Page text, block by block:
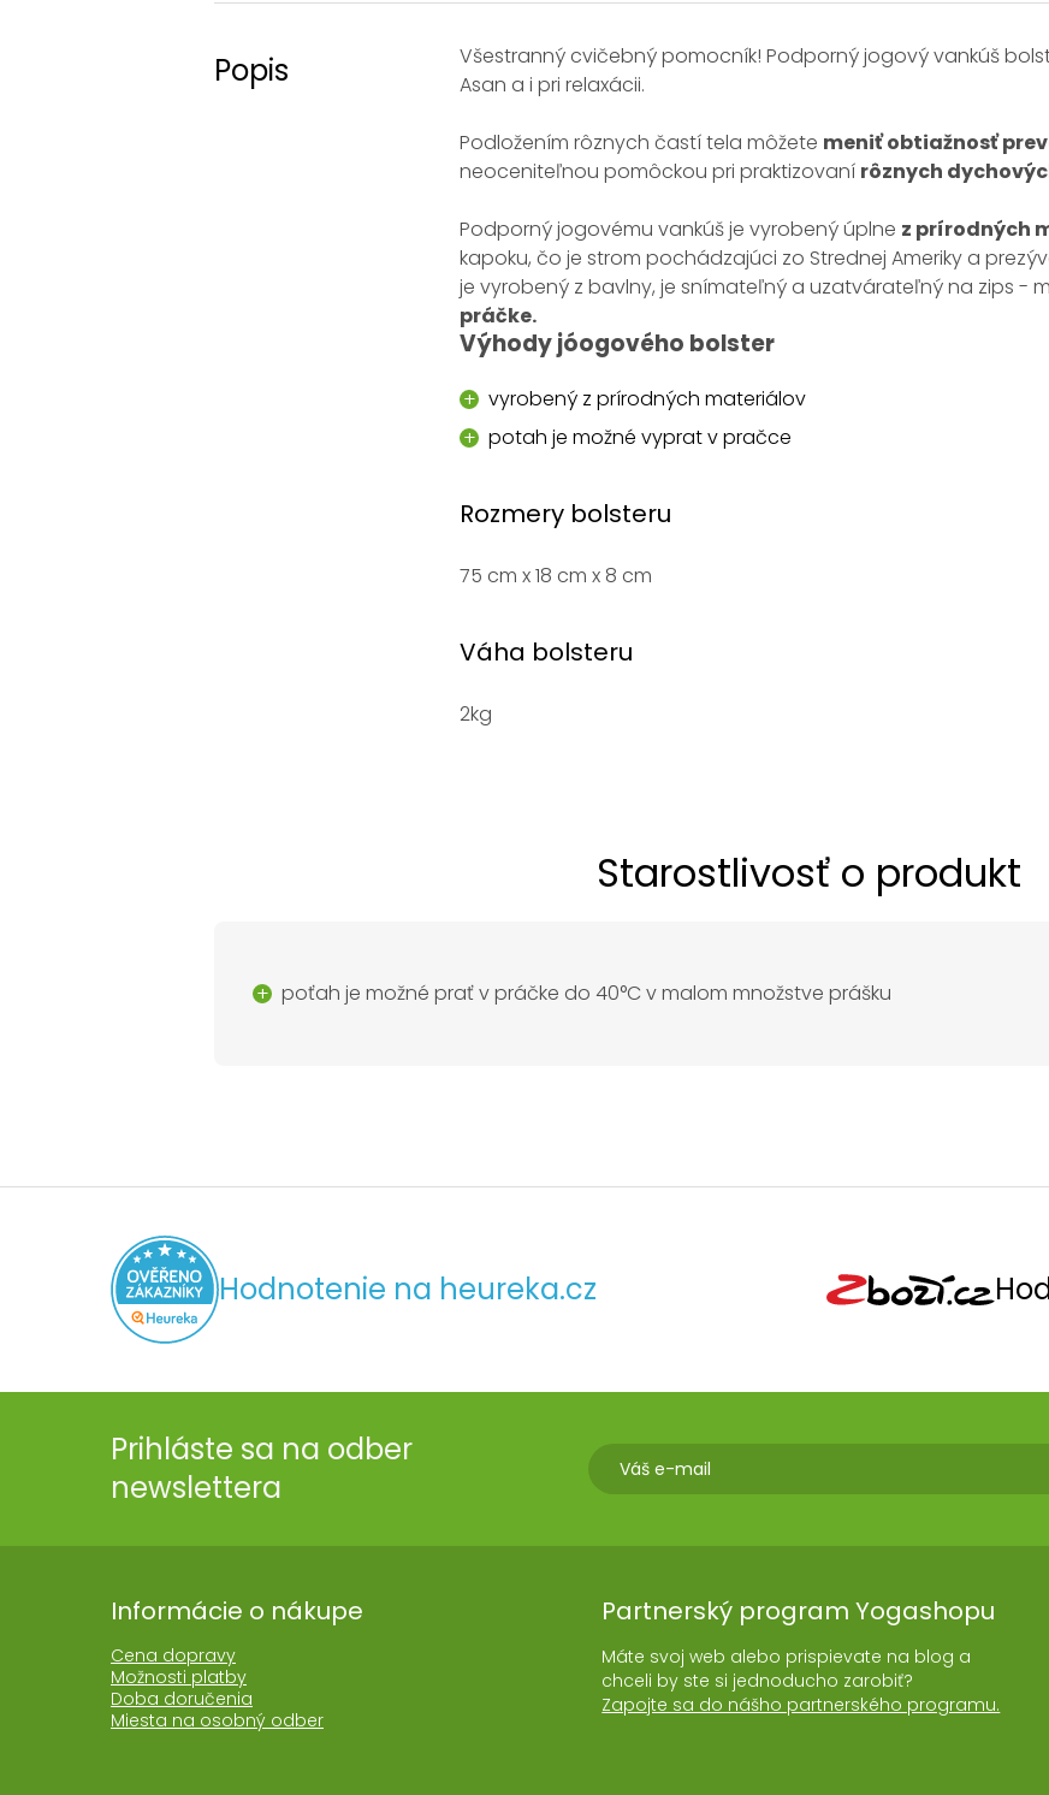
Popis
Všestranný cvičebný pomocník! Podporný jogový vankúš
Asan a i pri relaxácii.
Podložením rôznych častí tela môžete meniť obtiažnosť
neoceniteľnou pomôckou pri praktizovaní rôznych
Podporný jogovému vankúš je vyrobený úplne z prírodných
kapoku, čo je strom pochádzajúci zo Strednej Ameriky a
je vyrobený z bavlny, je snímateľný a uzatvárateľný na zips -
práčke.
Výhody jóogového bolster
vyrobený z prírodných materiálov
potah je možné vyprat v pračce
Rozmery bolsteru
75 cm x 18 cm x 8 cm
Váha bolsteru
2kg
Starostlivosť o produkt
poťah je možné prať v práčke do 40°C v malom množstve prášku
Hodnotenie na heureka.cz
Prihláste sa na odber
newslettera
Informácie o nákupe
Cena dopravy
Možnosti platby
Doba doručenia
Miesta na osobný odber
Partnerský program Yogashopu
Máte svoj web alebo prispievate na blog a
chceli by ste si jednoducho zarobiť?
Zapojte sa do nášho partnerského programu.